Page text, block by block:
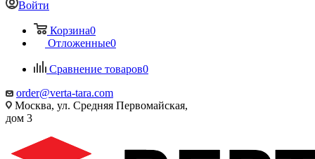
Войти
Корзина0
Отложенные0
Сравнение товаров0
order@verta-tara.com
Москва, ул. Средняя Первомайская,
дом 3